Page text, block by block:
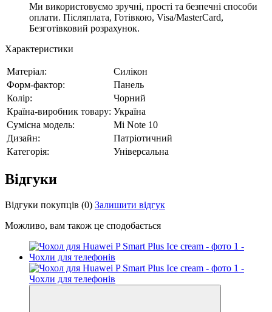
Ми використовуємо зручні, прості та безпечні способи
оплати. Післяплата, Готівкою, Visa/MasterCard,
Безготівковий розрахунок.
Характеристики
Матеріал:
Силікон
Форм-фактор:
Панель
Колір:
Чорний
Країна-виробник товару: Україна
Сумісна модель:
Mi Note 10
Дизайн:
Патріотичний
Категорія:
Універсальна
Відгуки
Відгуки покупців (0) Залишити відгук
Можливо, вам також це сподобається